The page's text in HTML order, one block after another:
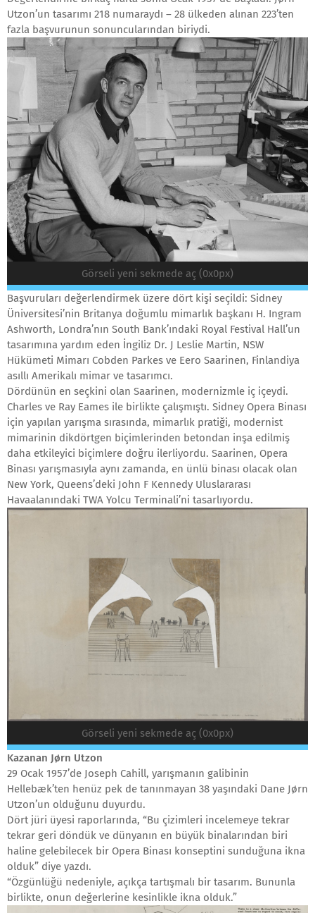
Utzon’un tasarımı 218 numaraydı – 28 ülkeden alınan 223’ten
fazla başvurunun sonuncularından biriydi.
Görseli yeni sekmede aç (0x0px)
Başvuruları değerlendirmek üzere dört kişi seçildi: Sidney
Üniversitesi’nin Britanya doğumlu mimarlık başkanı H. Ingram
Ashworth, Londra’nın South Bank’ındaki Royal Festival Hall’un
tasarımına yardım eden İngiliz Dr. J Leslie Martin, NSW
Hükümeti Mimarı Cobden Parkes ve Eero Saarinen, Finlandiya
asıllı Amerikalı mimar ve tasarımcı.
Dördünün en seçkini olan Saarinen, modernizmle iç içeydi.
Charles ve Ray Eames ile birlikte çalışmıştı. Sidney Opera Binası
için yapılan yarışma sırasında, mimarlık pratiği, modernist
mimarinin dikdörtgen biçimlerinden betondan inşa edilmiş
daha etkileyici biçimlere doğru ilerliyordu. Saarinen, Opera
Binası yarışmasıyla aynı zamanda, en ünlü binası olacak olan
New York, Queens’deki John F Kennedy Uluslararası
Havaalanındaki TWA Yolcu Terminali’ni tasarlıyordu.
Görseli yeni sekmede aç (0x0px)
Kazanan Jørn Utzon
29 Ocak 1957’de Joseph Cahill, yarışmanın galibinin
Hellebæk’ten henüz pek de tanınmayan 38 yaşındaki Dane Jørn
Utzon’un olduğunu duyurdu.
Dört jüri üyesi raporlarında, “Bu çizimleri incelemeye tekrar
tekrar geri döndük ve dünyanın en büyük binalarından biri
haline gelebilecek bir Opera Binası konseptini sunduğuna ikna
olduk” diye yazdı.
“Özgünlüğü nedeniyle, açıkça tartışmalı bir tasarım. Bununla
birlikte, onun değerlerine kesinlikle ikna olduk.”